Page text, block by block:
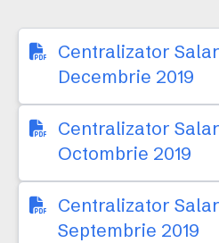
Centralizator
Decembrie 2019
Centralizator
Octombrie 2019
Centralizator
Septembrie 2019